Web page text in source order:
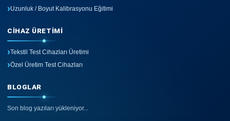
Uzunluk / Boyut Kalibrasyonu Eğitimi
CIHAZ ÜRETIMI
Tekstil Test Cihazları Üretimi
Özel Üretim Test Cihazları
BLOGLAR
Son blog yazıları yükleniyor...